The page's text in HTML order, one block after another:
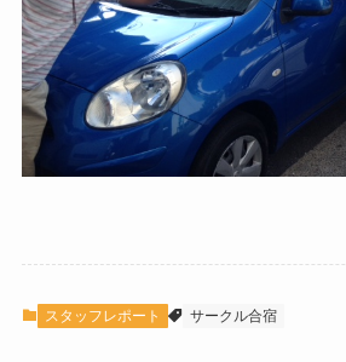
スタッフレポート サークル合宿